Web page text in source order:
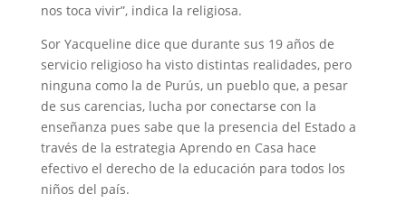
nos toca vivir”, indica la religiosa.
Sor Yacqueline dice que durante sus 19 años de
servicio religioso ha visto distintas realidades, pero
ninguna como la de Purús, un pueblo que, a pesar
de sus carencias, lucha por conectarse con la
enseñanza pues sabe que la presencia del Estado a
través de la estrategia Aprendo en Casa hace
efectivo el derecho de la educación para todos los
niños del país.